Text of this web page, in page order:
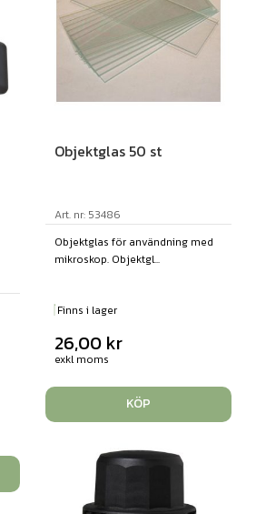
Objektglas 50 st
Art. nr: 53486
Objektglas för användning med
mikroskop. Objektgl...
Finns i lager
26,00 kr
exkl moms
KÖP